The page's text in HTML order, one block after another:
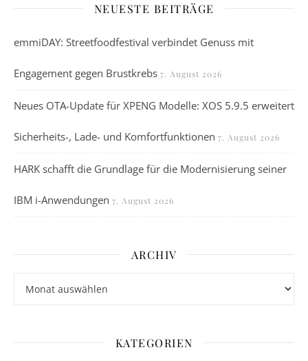
NEUESTE BEITRÄGE
emmiDAY: Streetfoodfestival verbindet Genuss mit
Engagement gegen Brustkrebs 7. August 2026
Neues OTA-Update für XPENG Modelle: XOS 5.9.5 erweitert
Sicherheits-, Lade- und Komfortfunktionen 7. August 2026
HARK schafft die Grundlage für die Modernisierung seiner
IBM i-Anwendungen 7. August 2026
ARCHIV
KATEGORIEN